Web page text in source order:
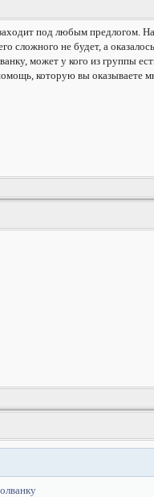
под любым предлогом.
сложного не будет, а
может у кого из группы
которую вы оказываете